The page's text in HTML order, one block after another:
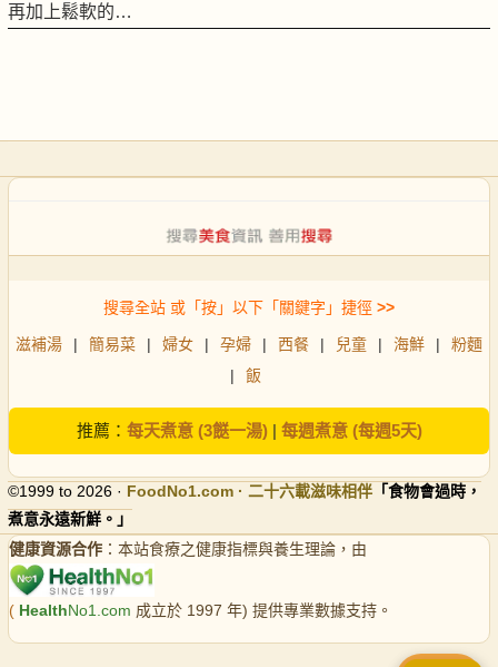
再加上鬆軟的…
搜尋全站 或「按」以下「關鍵字」捷徑 >>
滋補湯 | 簡易菜 | 婦女 | 孕婦 | 西餐 | 兒童 | 海鮮 |
粉麵
|
飯
推薦： 每天煮意 (3餸一湯)| 每週煮意 (每週5天)
©1999 to 2026 · FoodNo1.com · 二十六載滋味相伴 「食物會過時，
煮意永遠新鮮。」
健康資源合作 ：本站食療之健康指標與養生理論，由
( HealthNo1.com 成立於 1997 年) 提供專業數據支持。